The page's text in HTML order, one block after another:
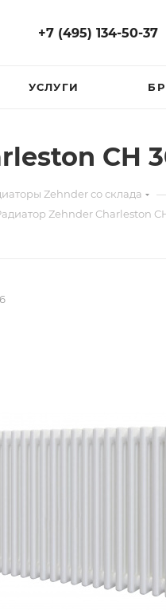
+7 (495) 134-50-37
УСЛУГИ
CH
Zehnder со склада
Zehnder Charleston